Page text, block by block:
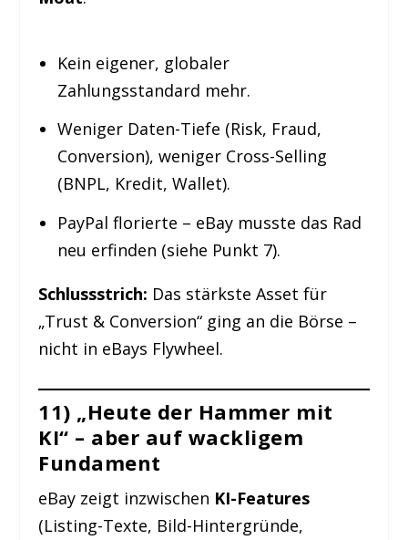
Kein eigener, globaler
Zahlungsstandard mehr.
Weniger Daten-Tiefe (Risk, Fraud,
Conversion), weniger Cross-Selling
(BNPL, Kredit, Wallet).
PayPal florierte – eBay musste das Rad
neu erfinden (siehe Punkt 7).
Schlussstrich: Das stärkste Asset für
„Trust & Conversion“ ging an die Börse –
nicht in eBays Flywheel.
11) „Heute der Hammer mit
KI“ – aber auf wackligem
Fundament
eBay zeigt inzwischen KI-Features
(Listing-Texte, Bild-Hintergründe,